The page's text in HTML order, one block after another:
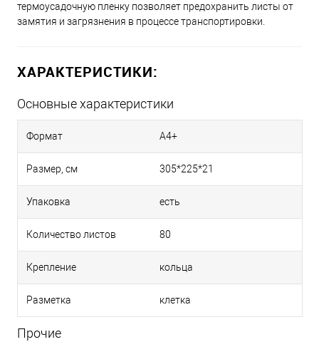
термоусадочную пленку позволяет предохранить листы от
замятия и загрязнения в процессе транспортировки.
ХАРАКТЕРИСТИКИ:
Основные характеристики
Формат А4+
Размер, см 305*225*21
Упаковка есть
Количество листов 80
Крепление кольца
Разметка клетка
Прочие